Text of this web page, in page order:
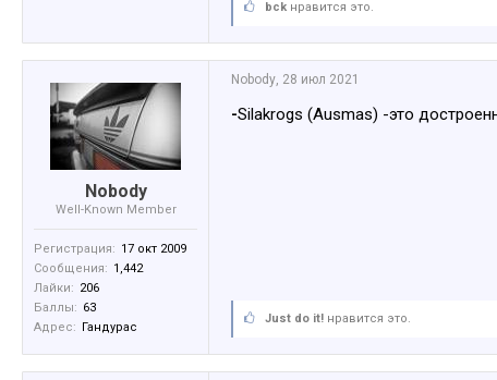
bck нравится это.
Nobody
Well-Known Member
Регистрация: 17 окт 2009
Сообщения: 1,442
Лайки: 206
Баллы: 63
Адрес: Гандурас
Nobody, 28 июл 2021
-Silakrogs (Ausmas) -это
Just do it! нравится это.